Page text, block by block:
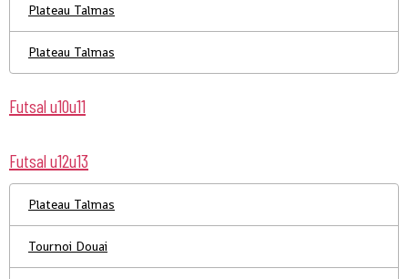
Plateau Talmas
Plateau Talmas
Futsal u10u11
Futsal u12u13
Plateau Talmas
Tournoi Douai